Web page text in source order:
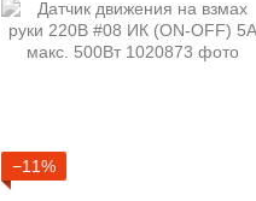
−11%